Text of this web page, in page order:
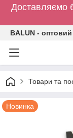
Доставляємо
BALUN -
Товари та
Новинка